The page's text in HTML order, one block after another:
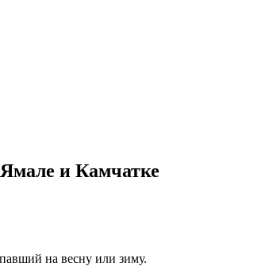
и Камчатке
на весну или зиму.